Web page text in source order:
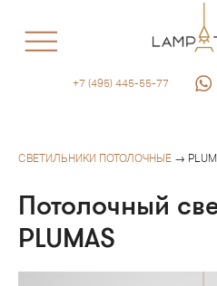
+7 (495) 445-55-77
СВЕТИЛЬНИКИ ПОТОЛОЧНЫЕ →
Потолочный
PLUMAS